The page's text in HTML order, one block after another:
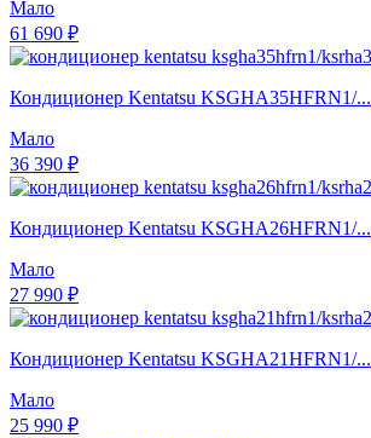
Мало
61 690 ₽
Кондиционер Kentatsu KSGHA35HFRN1/...
Мало
36 390 ₽
Кондиционер Kentatsu KSGHA26HFRN1/...
Мало
27 990 ₽
Кондиционер Kentatsu KSGHA21HFRN1/...
Мало
25 990 ₽